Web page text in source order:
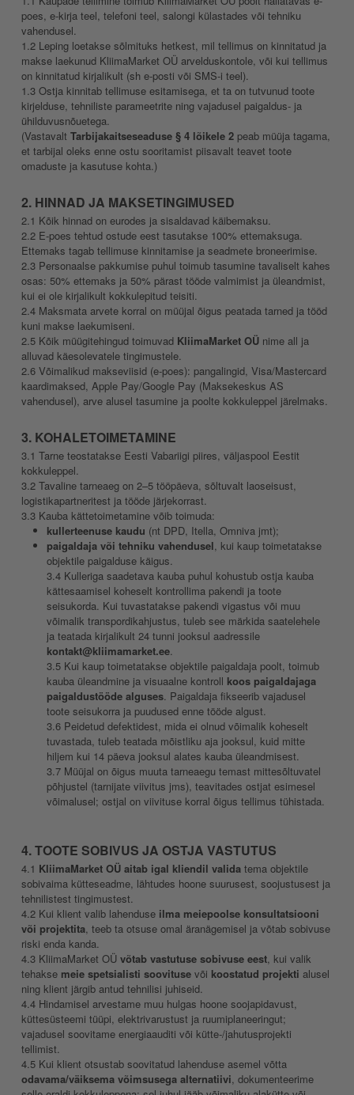
poes, e-kirja teel, telefoni teel, salongi külastades või tehniku
vahendusel.
1.2 Leping loetakse sõlmituks hetkest, mil tellimus on kinnitatud ja
makse laekunud KliimaMarket OÜ arvelduskontole, või kui tellimus
on kinnitatud kirjalikult (sh e-posti või SMS-i teel).
1.3 Ostja kinnitab tellimuse esitamisega, et ta on tutvunud toote
kirjelduse, tehniliste parameetrite ning vajadusel paigaldus- ja
ühilduvusnõuetega.
(Vastavalt Tarbijakaitseseaduse § 4 lõikele 2 peab müüja tagama,
et tarbijal oleks enne ostu sooritamist piisavalt teavet toote
omaduste ja kasutuse kohta.)
2. HINNAD JA MAKSETINGIMUSED
2.1 Kõik hinnad on eurodes ja sisaldavad käibemaksu.
2.2 E-poes tehtud ostude eest tasutakse 100% ettemaksuga.
Ettemaks tagab tellimuse kinnitamise ja seadmete broneerimise.
2.3 Personaalse pakkumise puhul toimub tasumine tavaliselt kahes
osas: 50% ettemaks ja 50% pärast tööde valmimist ja üleandmist,
kui ei ole kirjalikult kokkulepitud teisiti.
2.4 Maksmata arvete korral on müüjal õigus peatada tarned ja tööd
kuni makse laekumiseni.
2.5 Kõik müügitehingud toimuvad KliimaMarket OÜ nime all ja
alluvad käesolevatele tingimustele.
2.6 Võimalikud makseviisid (e-poes): pangalingid, Visa/Mastercard
kaardimaksed, Apple Pay/Google Pay (Maksekeskus AS
vahendusel), arve alusel tasumine ja poolte kokkuleppel järelmaks.
3. KOHALETOIMETAMINE
3.1 Tarne teostatakse Eesti Vabariigi piires, väljaspool Eestit
kokkuleppel.
3.2 Tavaline tarneaeg on 2–5 tööpäeva, sõltuvalt laoseisust,
logistikapartneritest ja tööde järjekorrast.
3.3 Kauba kättetoimetamine võib toimuda:
kullerteenuse kaudu (nt DPD, Itella, Omniva jmt);
paigaldaja või tehniku vahendusel, kui kaup toimetatakse
objektile paigalduse käigus.
3.4 Kulleriga saadetava kauba puhul kohustub ostja kauba
kättesaamisel koheselt kontrollima pakendi ja toote
seisukorda. Kui tuvastatakse pakendi vigastus või muu
võimalik transpordikahjustus, tuleb see märkida saatelehele
ja teatada kirjalikult 24 tunni jooksul aadressile
kontakt@kliimamarket.ee.
3.5 Kui kaup toimetatakse objektile paigaldaja poolt, toimub
kauba üleandmine ja visuaalne kontroll koos paigaldajaga
paigaldustööde alguses. Paigaldaja fikseerib vajadusel
toote seisukorra ja puudused enne tööde algust.
3.6 Peidetud defektidest, mida ei olnud võimalik koheselt
tuvastada, tuleb teatada mõistliku aja jooksul, kuid mitte
hiljem kui 14 päeva jooksul alates kauba üleandmisest.
3.7 Müüjal on õigus muuta tarneaegu temast mittesõltuvatel
põhjustel (tarnijate viivitus jms), teavitades ostjat esimesel
võimalusel; ostjal on viivituse korral õigus tellimus tühistada.
4. TOOTE SOBIVUS JA OSTJA VASTUTUS
4.1 KliimaMarket OÜ aitab igal kliendil valida tema objektile
sobivaima kütteseadme, lähtudes hoone suurusest, soojustusest ja
tehnilistest tingimustest.
4.2 Kui klient valib lahenduse ilma meiepoolse konsultatsiooni
või projektita, teeb ta otsuse omal äranägemisel ja võtab sobivuse
riski enda kanda.
4.3 KliimaMarket OÜ võtab vastutuse sobivuse eest, kui valik
tehakse meie spetsialisti soovituse või koostatud projekti alusel
ning klient järgib antud tehnilisi juhiseid.
4.4 Hindamisel arvestame muu hulgas hoone soojapidavust,
küttesüsteemi tüüpi, elektrivarustust ja ruumiplaneeringut;
vajadusel soovitame energiaauditi või kütte-/jahutusprojekti
tellimist.
4.5 Kui klient otsustab soovitatud lahenduse asemel võtta
odavama/väiksema võimsusega alternatiivi, dokumenteerime